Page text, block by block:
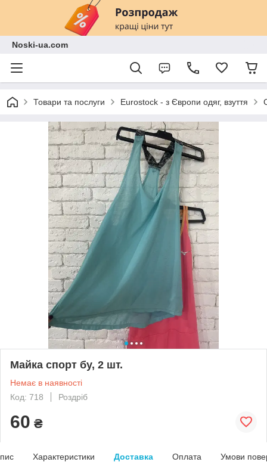
Noski-ua.com
Товари та послуги Eurostock - з Європи одяг, взуття
Майка спорт бу, 2 шт.
Немає в наявності
Код: 718
Роздріб
60 ₴
Характеристики Доставка Оплата Умови